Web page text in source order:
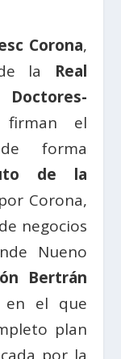
Corona,
la Real
firman el
forma
de la
Corona,
negocios
Nueno
Bertrán
en el que
plan